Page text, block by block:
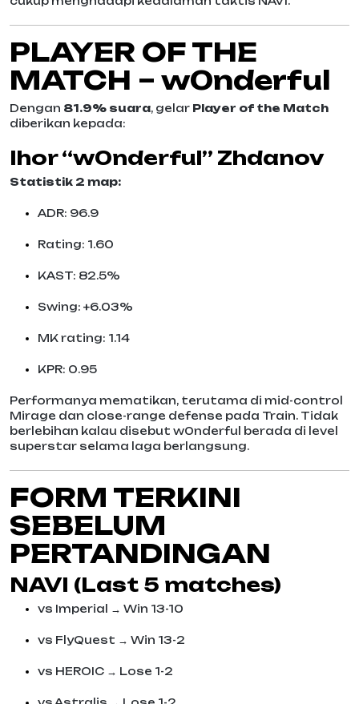
PLAYER OF THE
MATCH – w0nderful
Dengan 81.9% suara, gelar Player of the Match
diberikan kepada:
Ihor “w0nderful” Zhdanov
Statistik 2 map:
ADR: 96.9
Rating: 1.60
KAST: 82.5%
Swing: +6.03%
MK rating: 1.14
KPR: 0.95
Performanya mematikan, terutama di mid-control
Mirage dan close-range defense pada Train. Tidak
berlebihan kalau disebut w0nderful berada di level
superstar selama laga berlangsung.
FORM TERKINI
SEBELUM
PERTANDINGAN
NAVI (Last 5 matches)
vs Imperial → Win 13-10
vs FlyQuest → Win 13-2
vs HEROIC → Lose 1-2